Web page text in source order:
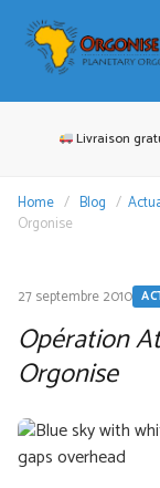
contenu
Livraison
Home / Blog /
Orgonise
27 septembre 2010
Opération
Orgonise